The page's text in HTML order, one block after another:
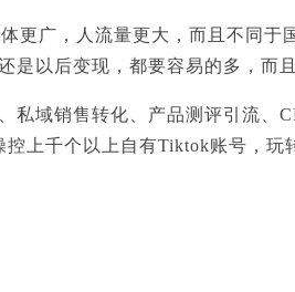
更广，人流量更大，而且不同
是以后变现，都要容易的多，而
私域销售转化、产品测评引流、
上千个以上自有Tiktok账号，玩